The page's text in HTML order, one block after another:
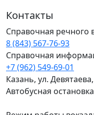
Контакты
Справочная речного
8 (843) 567-76-93
Справочная
+7 (962) 549-69-01
Казань, ул. Девятаева,
Автобусная